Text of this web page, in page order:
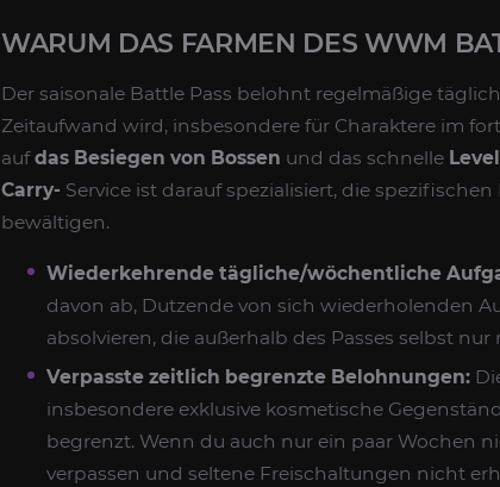
WARUM DAS FARMEN DES WWM
Der saisonale Battle Pass belohnt regelmäßige
Zeitaufwand wird, insbesondere für Charaktere im
aufdas Besiegen von Bossen und das schnelle
Carry- Service ist darauf spezialisiert, die
bewältigen.
Wiederkehrende tägliche/wöchentliche
davon ab, Dutzende von sich wiederholenden
absolvieren, die außerhalb des Passes selbst
Verpasste zeitlich begrenzte Belohnungen:
insbesondere exklusive kosmetische
begrenzt. Wenn du auch nur ein paar Wochen
verpassen und seltene Freischaltungen nicht